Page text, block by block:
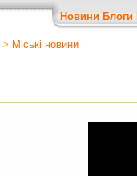
Новини Блоги
> Міські новини